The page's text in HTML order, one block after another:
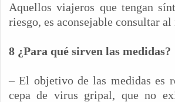
Aquellos viajeros que tengan
riesgo, es aconsejable consultar al
8 ¿Para qué sirven las medidas?
– El objetivo de las medidas es
cepa de virus gripal, que no